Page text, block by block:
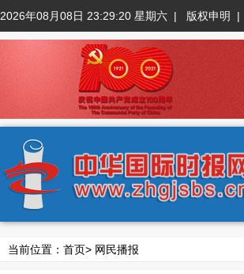
2026年08月08日 23:29:20 星期六 | 版权申明 |
当前位置： 首页> 网民播报